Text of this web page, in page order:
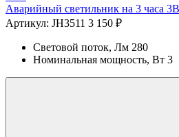
Аварийный светильник на 3 часа
Артикул: JH3511 3 150 ₽
Световой поток, Лм 280
Номинальная мощность, Вт 3